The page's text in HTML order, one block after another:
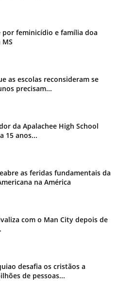
por feminicídio e família doa
as escolas reconsideram se
precisam...
da Apalachee High School
15 anos...
as feridas fundamentais da
na América
com o Man City depois de
desafia os cristãos a
de pessoas...